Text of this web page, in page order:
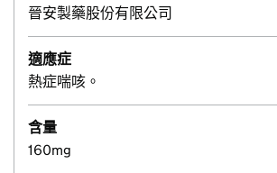
晉安製藥股份有限公司
適應症
熱症喘咳。
含量
160mg